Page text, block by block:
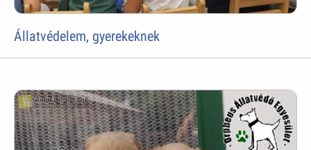
Állatvédelem, gyerekeknek